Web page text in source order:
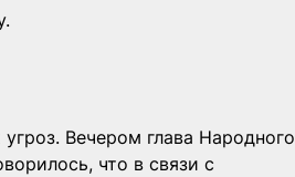
Вечером глава Народного
что в связи с